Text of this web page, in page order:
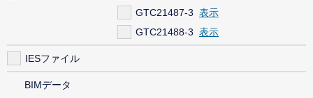
GTC21487-3
GTC21488-3
IESファイル
BIMデータ